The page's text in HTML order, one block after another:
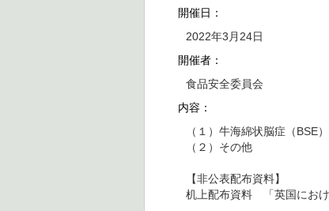
開催日：
2022年3月24日
開催者：
食品安全委員会
内容：
（１）牛海綿状脳症（BSE
（２）その他
【非公表配布資料】
机上配布資料 「英国におけ